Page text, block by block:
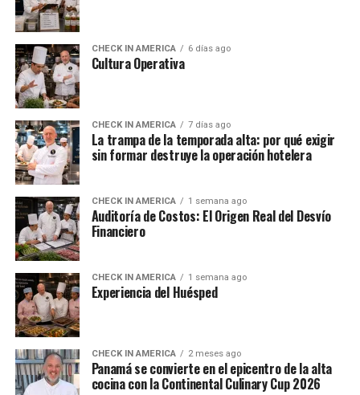
CHECK IN AMERICA 6 días ago
Cultura Operativa
CHECK IN AMERICA 7 días ago
La trampa de la temporada alta: por qué exigir
sin formar destruye la operación hotelera
CHECK IN AMERICA 1 semana ago
Auditoría de Costos: El Origen Real del Desvío
Financiero
CHECK IN AMERICA 1 semana ago
Experiencia del Huésped
CHECK IN AMERICA 2 meses ago
Panamá se convierte en el epicentro de la alta
cocina con la Continental Culinary Cup 2026